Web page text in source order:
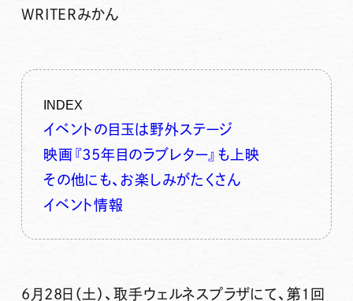
WRITERみかん
INDEX
イベントの目玉は野外ステージ
映画『35年目のラブレター』も上映
その他にも、お楽しみがたくさん
イベント情報
6月28日（土）、取手ウェルネスプラザにて、第1回